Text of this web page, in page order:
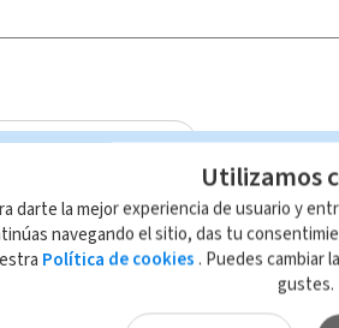
Telediario Estelar
de esta página, mismo que es propiedad
Utilizamos
darte la mejor experiencia de usuario y
navegando el sitio, das tu
Política de cookies . Puedes cambiar
gustes.